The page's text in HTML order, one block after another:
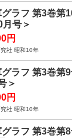
ラフ 第3巻第
月号＞
円
社 昭和10年
ラフ 第3巻第
＞
円
社 昭和10年
ラフ 第3巻第